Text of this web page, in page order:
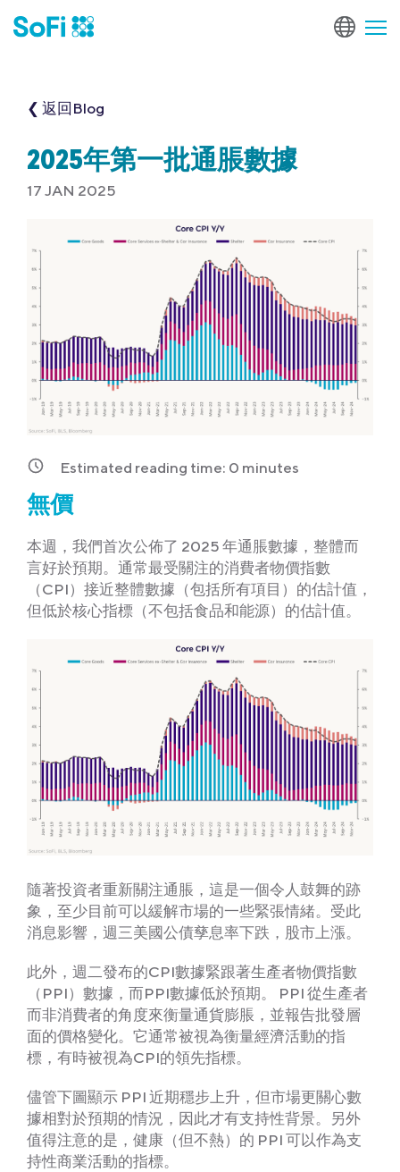
❮ 返回Blog
2025年第一批通脹數據
17 JAN 2025
Estimated reading time: 0 minutes
無價
本週，我們首次公佈了 2025 年通脹數據，整體而
言好於預期。通常最受關注的消費者物價指數
（CPI）接近整體數據（包括所有項目）的估計值，
但低於核心指標（不包括食品和能源）的估計值。
隨著投資者重新關注通脹，這是一個令人鼓舞的跡
象，至少目前可以緩解市場的一些緊張情緒。受此
消息影響，週三美國公債孳息率下跌，股市上漲。
此外，週二發布的CPI數據緊跟著生產者物價指數
（PPI）數據，而PPI數據低於預期。 PPI 從生產者
而非消費者的角度來衡量通貨膨脹，並報告批發層
面的價格變化。它通常被視為衡量經濟活動的指
標，有時被視為CPI的領先指標。
儘管下圖顯示 PPI 近期穩步上升，但市場更關心數
據相對於預期的情況，因此才有支持性背景。另外
值得注意的是，健康（但不熱）的 PPI 可以作為支
持性商業活動的指標。